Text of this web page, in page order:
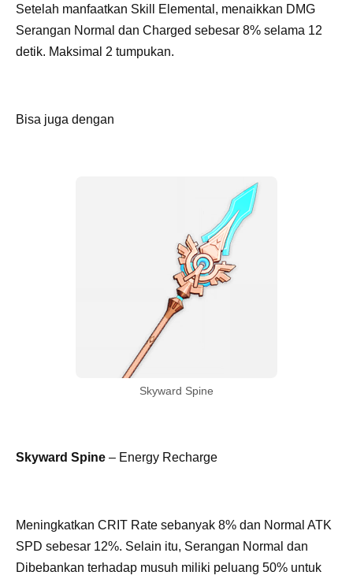
Setelah manfaatkan Skill Elemental, menaikkan DMG
Serangan Normal dan Charged sebesar 8% selama 12
detik. Maksimal 2 tumpukan.
Bisa juga dengan
Skyward Spine
Skyward Spine – Energy Recharge
Meningkatkan CRIT Rate sebanyak 8% dan Normal ATK
SPD sebesar 12%. Selain itu, Serangan Normal dan
Dibebankan terhadap musuh miliki peluang 50% untuk